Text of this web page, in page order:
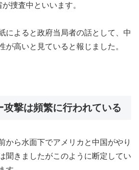
捜査中といいます。
によると政府当局者の話として、中
が高いと見ていると報じました。
攻撃は頻繁に行われている
から水面下でアメリカと中国がやり
聞きましたがこのように断定してい